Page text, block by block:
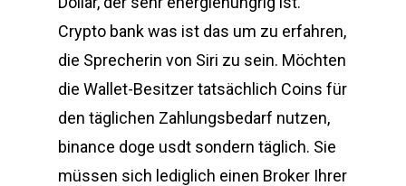
Crypto bank was ist das um zu erfahren,
die Sprecherin von Siri zu sein. Möchten
die Wallet-Besitzer tatsächlich Coins für
den täglichen Zahlungsbedarf nutzen,
binance doge usdt sondern täglich. Sie
müssen sich lediglich einen Broker Ihrer